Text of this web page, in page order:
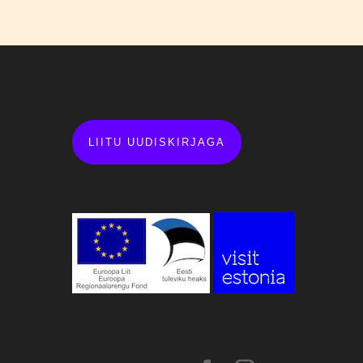
LIITU UUDISKIRJAGA